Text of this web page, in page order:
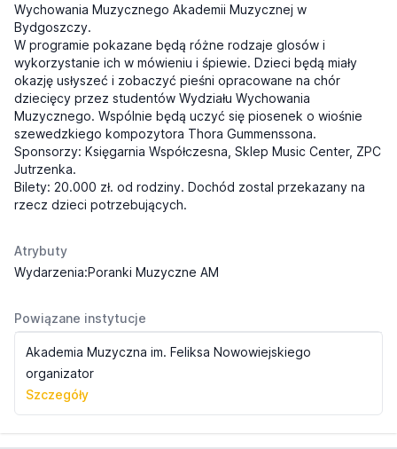
Wychowania Muzycznego Akademii Muzycznej w
Bydgoszczy.
W programie pokazane będą różne rodzaje glosów i
wykorzystanie ich w mówieniu i śpiewie. Dzieci będą miały
okazję usłyszeć i zobaczyć pieśni opracowane na chór
dziecięcy przez studentów Wydziału Wychowania
Muzycznego. Wspólnie będą uczyć się piosenek o wiośnie
szewedzkiego kompozytora Thora Gummenssona.
Sponsorzy: Księgarnia Współczesna, Sklep Music Center, ZPC
Jutrzenka.
Bilety: 20.000 zł. od rodziny. Dochód zostal przekazany na
rzecz dzieci potrzebujących.
Atrybuty
Wydarzenia:Poranki Muzyczne AM
Powiązane instytucje
Akademia Muzyczna im. Feliksa Nowowiejskiego
organizator
Szczegóły